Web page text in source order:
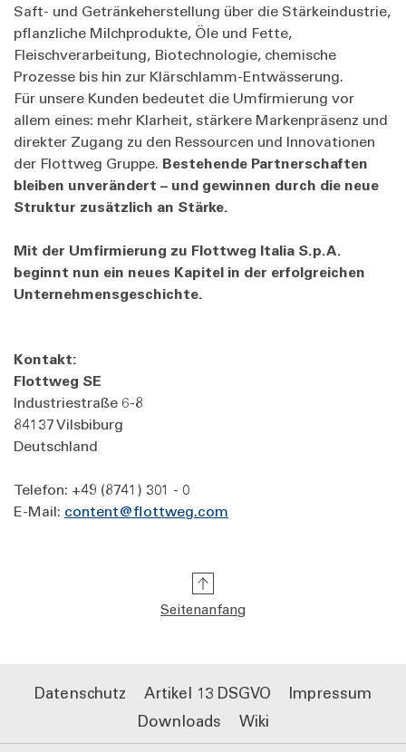
Saft- und Getränkeherstellung über die Stärkeindustrie,
pflanzliche Milchprodukte, Öle und Fette,
Fleischverarbeitung, Biotechnologie, chemische
Prozesse bis hin zur Klärschlamm-Entwässerung.
Für unsere Kunden bedeutet die Umfirmierung vor
allem eines: mehr Klarheit, stärkere Markenpräsenz und
direkter Zugang zu den Ressourcen und Innovationen
der Flottweg Gruppe. Bestehende Partnerschaften
bleiben unverändert – und gewinnen durch die neue
Struktur zusätzlich an Stärke.
Mit der Umfirmierung zu Flottweg Italia S.p.A.
beginnt nun ein neues Kapitel in der erfolgreichen
Unternehmensgeschichte.
Kontakt:
Flottweg SE
Industriestraße 6-8
84137 Vilsbiburg
Deutschland
Telefon: +49 (8741) 301 - 0
E-Mail: content@flottweg.com
Seitenanfang
Datenschutz Artikel 13 DSGVO
Impressum
Downloads
Wiki